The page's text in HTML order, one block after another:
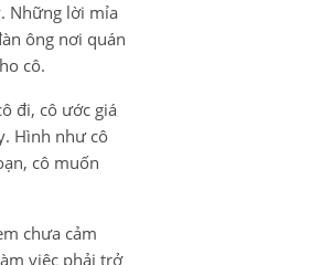
Những lời mỉa
ông nơi quán
cô.
đi, cô ước giá
Hình như cô
cô muốn
chưa cảm
việc phải trở